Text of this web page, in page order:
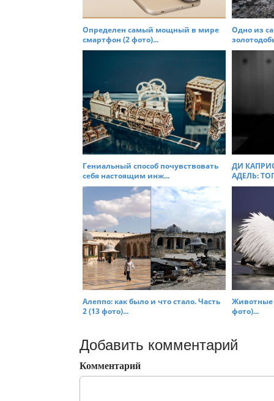
a
t
n
Определен самый мощный в мире
смартфон (2 фото)...
Одно из
Гениальный способ почувствовать
себя настоящим инж...
ДИ
АДЕЛЬ:
Алеппо: как было и что стало. Часть
2 (13 фото)...
Животные
фото)...
Добавить комментарий
Комментарий